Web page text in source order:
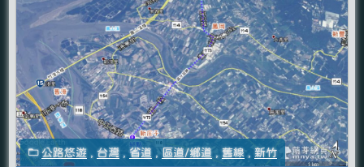
公路悠遊 ,台灣 ,省道 , 區道/鄉道 ,舊線,新竹